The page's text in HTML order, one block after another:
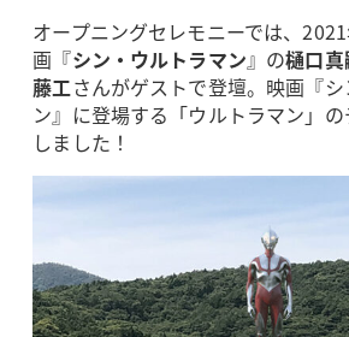
オープニングセレモニーでは、
画『シン・ウルトラマン』の樋口真
藤工さんがゲストで登壇。映画『
ン』に登場する「ウルトラマン」
しました！